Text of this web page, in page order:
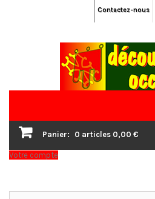
Contactez-nous
Panier: 0 articles 0,00 €
Votre compte